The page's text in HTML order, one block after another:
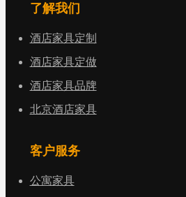
了解我们
酒店家具定制
酒店家具定做
酒店家具品牌
北京酒店家具
客户服务
公寓家具